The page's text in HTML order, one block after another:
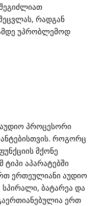
რადგან
უპრობლემოდ
აუდიო პროცესორი
როგორც
მქონე
აპარატებში
ერთეულიანი აუდიო
ბატარეა და
ერთ